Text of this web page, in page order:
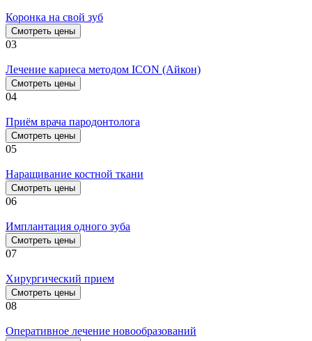
Коронка на свой зуб
Смотреть цены
03
Лечение кариеса методом ICON (Айкон)
Смотреть цены
04
Приём врача пародонтолога
Смотреть цены
05
Наращивание костной ткани
Смотреть цены
06
Имплантация одного зуба
Смотреть цены
07
Хирургический прием
Смотреть цены
08
Оперативное лечение новообразований